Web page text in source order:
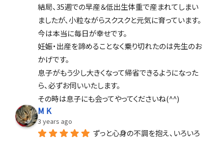
結局、35週での早産＆低出生体重で産まれてしまい
ましたが、小粒ながらスクスクと元気に育っています。
今は本当に毎日が幸せです。
妊娠・出産を諦めることなく乗り切れたのは先生のお
かげです。
息子がもう少し大きくなって帰省できるようになった
ら、必ずお伺いいたします。
その時は息子にも会ってやってくださいね(^^)
M K
3 years ago
ずっと心身の不調を抱え、いろいろ